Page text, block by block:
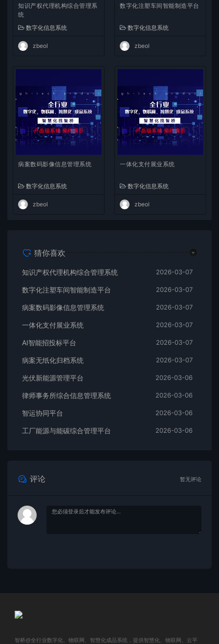
知识产权代理机构综合管理系
统
数字化信息系统
zbeol
数字化注塑车间智能制造平台
数字化信息系统
zbeol
病案数码影像信息管理系统
数字化信息系统
zbeol
一体化支付展业系统
数字化信息系统
zbeol
猜你喜欢
知识产权代理机构综合管理系统 2026-03-07
数字化注塑车间智能制造平台 2026-03-07
病案数码影像信息管理系统 2026-03-07
一体化支付展业系统 2026-03-07
AI智能招投标平台 2026-03-07
病案无纸化归档系统 2026-03-07
光伏新能源管理平台 2026-03-06
律师事务所综合信息管理系统 2026-03-06
智运协同平台 2026-03-06
工厂能源与能碳综合管理平台 2026-03-06
评论 暂无评论
智桥@全行业数字化、物联网、智慧化成品系统，提供智慧化、物联网、云平